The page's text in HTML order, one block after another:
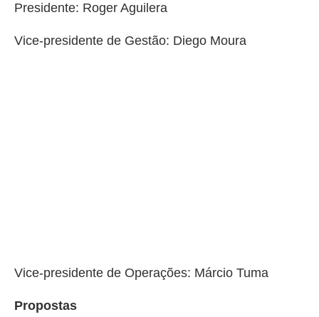
Presidente: Roger Aguilera
Vice-presidente de Gestão: Diego Moura
Vice-presidente de Operações: Márcio Tuma
Propostas